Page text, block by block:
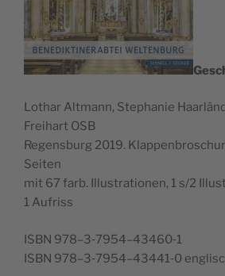
Lothar Alt­mann, Stephanie
Frei­hart OSB
Regens­burg 2019.
Seiten
mit 67 farb. Illus­tra­tio­nen, 1 s/2
1 Aufriss
ISBN 978–3‑7954–43460‑1
ISBN 978–3‑7954–43441‑0